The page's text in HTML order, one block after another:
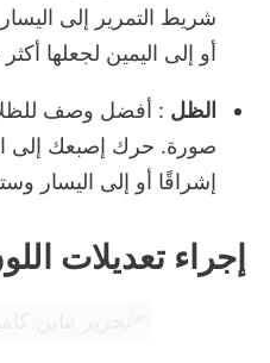
شريط التمرير إلى
أو إلى اليمين لجعلها
الظل : أفضل وصف
صورة. حرك إصبعك إلى
إشراقًا أو إلى اليسار
إجراء تعديلات